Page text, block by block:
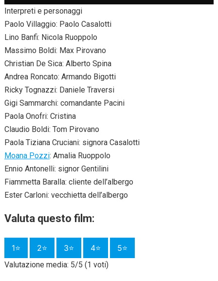
Interpreti e personaggi
Paolo Villaggio: Paolo Casalotti
Lino Banfi: Nicola Ruoppolo
Massimo Boldi: Max Pirovano
Christian De Sica: Alberto Spina
Andrea Roncato: Armando Bigotti
Ricky Tognazzi: Daniele Traversi
Gigi Sammarchi: comandante Pacini
Paola Onofri: Cristina
Claudio Boldi: Tom Pirovano
Paola Tiziana Cruciani: signora Casalotti
Moana Pozzi: Amalia Ruoppolo
Ennio Antonelli: signor Gentilini
Fiammetta Baralla: cliente dell’albergo
Ester Carloni: vecchietta dell’albergo
Valuta questo film:
1⭐ 2⭐ 3⭐ 4⭐ 5⭐
Valutazione media: 5/5 (1 voti)